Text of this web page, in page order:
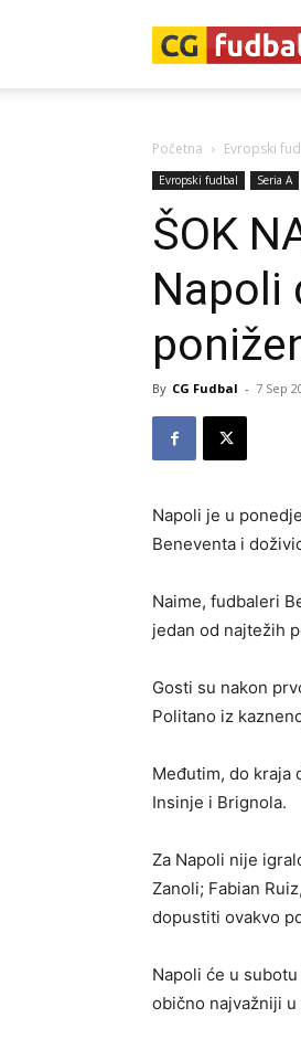
Početna Evropski
Evropski fudbal Seria A
ŠOK
Napoli
By CG Fudbal - 7 Sep
Napoli je u
Beneventa i
Naime, fudbaleri
jedan od najtežih
Gosti su nakon
Politano iz
Međutim, do kraja
Insinje i Brignola.
Za Napoli nije
Zanoli; Fabian
dopustiti ovakvo
Napoli će u
obično najvažniji